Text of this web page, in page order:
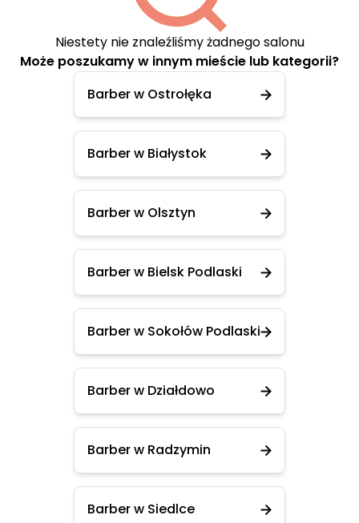
Niestety nie znaleźliśmy żadnego salonu
Może poszukamy w innym mieście lub kategorii?
Barber w Ostrołęka
Barber w Białystok
Barber w Olsztyn
Barber w Bielsk Podlaski
Barber w Sokołów Podlaski
Barber w Działdowo
Barber w Radzymin
Barber w Siedlce